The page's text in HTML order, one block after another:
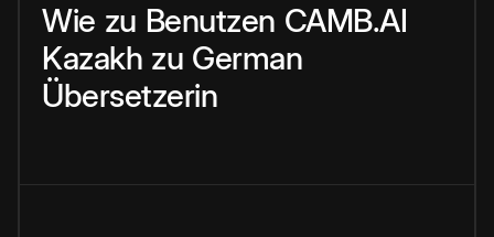
Wie zu Benutzen CAMB.AI
Kazakh zu German
Übersetzerin